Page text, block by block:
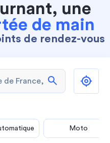
une
de main
de rendez-vous
search
Moto